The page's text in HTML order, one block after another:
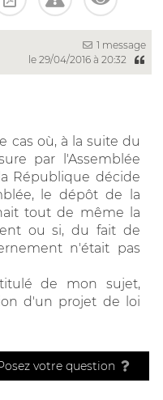
1 message
le 29/04/2016 à 20:32
cas où, à la suite du
par l'Assemblée
République décide
le dépôt de la
tout de même la
ou si, du fait de
n'était pas
de mon sujet,
d'un projet de loi
votre question